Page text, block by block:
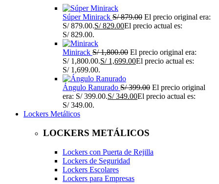
Súper Minirack S/879.00 El precio original era:
S/ 879.00.S/829.00El precio actual es:
S/ 829.00.
Minirack S/1,800.00 El precio original era:
S/ 1,800.00.S/1,699.00El precio actual es:
S/ 1,699.00.
Ángulo Ranurado S/399.00 El precio original
era: S/ 399.00.S/349.00El precio actual es:
S/ 349.00.
Lockers Metálicos
LOCKERS METÁLICOS
Lockers con Puerta de Rejilla
Lockers de Seguridad
Lockers Escolares
Lockers para Empresas